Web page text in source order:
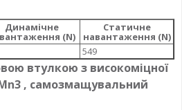
Динамічне
(N)
Статичне
навантаження (N)
549
втулкою з високоміцної
, самозмащувальний